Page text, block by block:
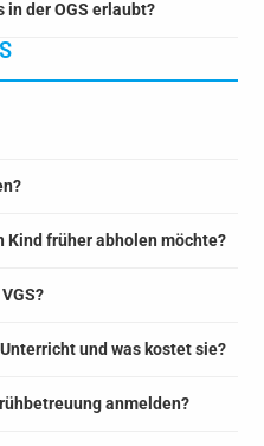
in der OGS erlaubt?
Kind früher abholen möchte?
und was kostet sie?
anmelden?